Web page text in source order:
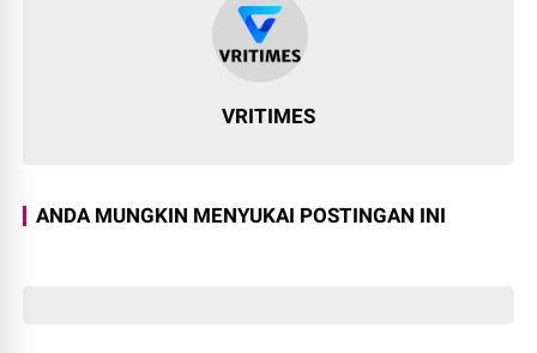
VRITIMES
ANDA MUNGKIN MENYUKAI POSTINGAN INI